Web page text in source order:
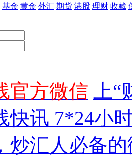
基金 黄金 外汇 期货 港股 理财 收藏
官方微信
上
快讯 7*24小
炒汇人必备